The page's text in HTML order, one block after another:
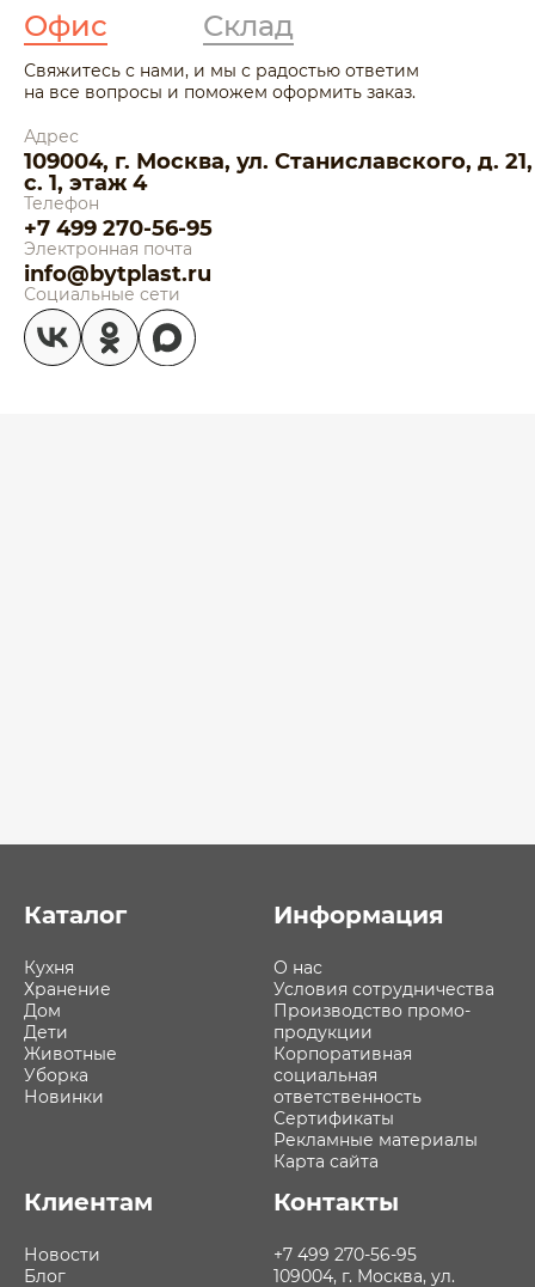
Офис Склад
Свяжитесь с нами, и мы с радостью ответим
на все вопросы и поможем оформить заказ.
Адрес
109004, г. Москва, ул. Станиславского, д. 21,
с. 1, этаж 4
Телефон
+7 499 270-56-95
Электронная почта
info@bytplast.ru
Социальные сети
Каталог
Кухня
Хранение
Дом
Дети
Животные
Уборка
Новинки
Информация
О нас
Условия сотрудничества
Производство промо-
продукции
Корпоративная
социальная
ответственность
Сертификаты
Рекламные материалы
Карта сайта
Клиентам
Новости
Блог
Контакты
+7 499 270-56-95
109004, г. Москва, ул.